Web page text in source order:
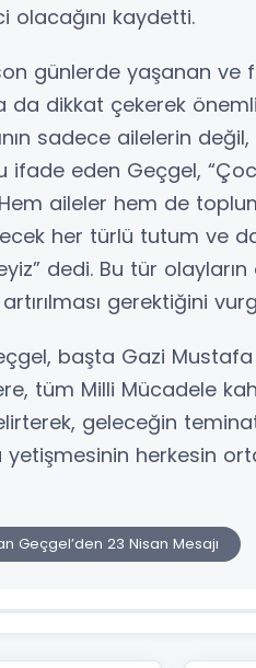
olacağını kaydetti.
günlerde yaşanan ve
dikkat çekerek
sadece ailelerin
eden Geçgel,
aileler hem de
her türlü tutum ve
dedi. Bu tür
gerektiğini
başta Gazi
tüm Milli Mücadele
geleceğin
herkesin
Geçgel’den 23 Nisan Mesajı